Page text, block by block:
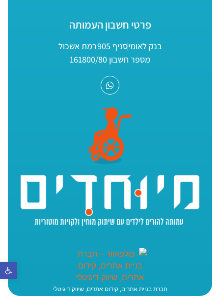
פתח
פרטי חשבון העמותה
בנק לאומיסניף 905
רמת אשכול
מספר חשבון 161800/80
חברת בניית אתרים, קידום אתרים, שיווק דיגיטלי